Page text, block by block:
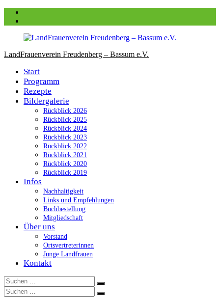
Zum
Inhalt
LandFrauenverein Freudenberg – Bassum e.V.
Start
Programm
Rezepte
Bildergalerie
Rückblick 2026
Rückblick 2025
Rückblick 2024
Rückblick 2023
Rückblick 2022
Rückblick 2021
Rückblick 2020
Rückblick 2019
Infos
Nachhaltigkeit
Links und Empfehlungen
Buchbestellung
Mitgliedschaft
Über uns
Vorstand
Ortsvertreterinnen
Junge Landfrauen
Kontakt
Suchen
nach:
Suchen
Suchen
nach:
Suchen